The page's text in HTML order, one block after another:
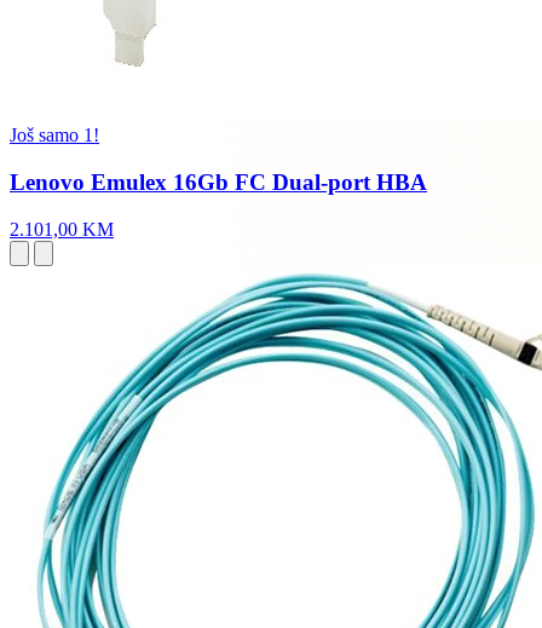
Još samo 1!
Lenovo Emulex 16Gb FC Dual-port HBA
2.101,00 KM